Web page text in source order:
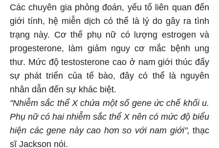
Các chuyên gia phỏng đoán, yếu tố liên quan đến
giới tính, hệ miễn dịch có thể là lý do gây ra tình
trạng này. Cơ thể phụ nữ có lượng estrogen và
progesterone, làm giảm nguy cơ mắc bệnh ung
thư. Mức độ testosterone cao ở nam giới thúc đẩy
sự phát triển của tế bào, đây có thể là nguyên
nhân dẫn đến sự khác biệt.
"Nhiễm sắc thể X chứa một số gene ức chế khối u.
Phụ nữ có hai nhiễm sắc thể X nên có mức độ biểu
hiện các gene này cao hơn so với nam giới", thạc
sĩ Jackson nói.